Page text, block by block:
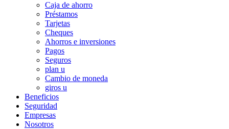
Caja de ahorro
Préstamos
Tarjetas
Cheques
Ahorros e inversiones
Pagos
Seguros
plan u
Cambio de moneda
giros u
Beneficios
Seguridad
Empresas
Nosotros